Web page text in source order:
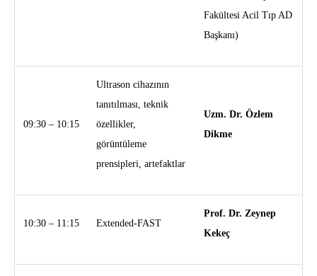
Fakültesi Acil Tıp AD
Başkanı)
09:30 – 10:15
Ultrason cihazının
tanıtılması, teknik
özellikler,
görüntüleme
prensipleri, artefaktlar
Uzm. Dr. Özlem
Dikme
10:30 – 11:15 Extended-FAST
Prof. Dr. Zeynep
Kekeç